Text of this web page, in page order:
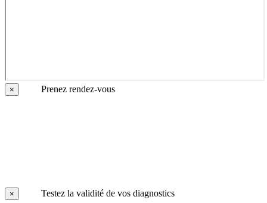
× Prenez rendez-vous
× Testez la validité de vos diagnostics